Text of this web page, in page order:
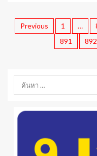
Previous 1 …
891
892